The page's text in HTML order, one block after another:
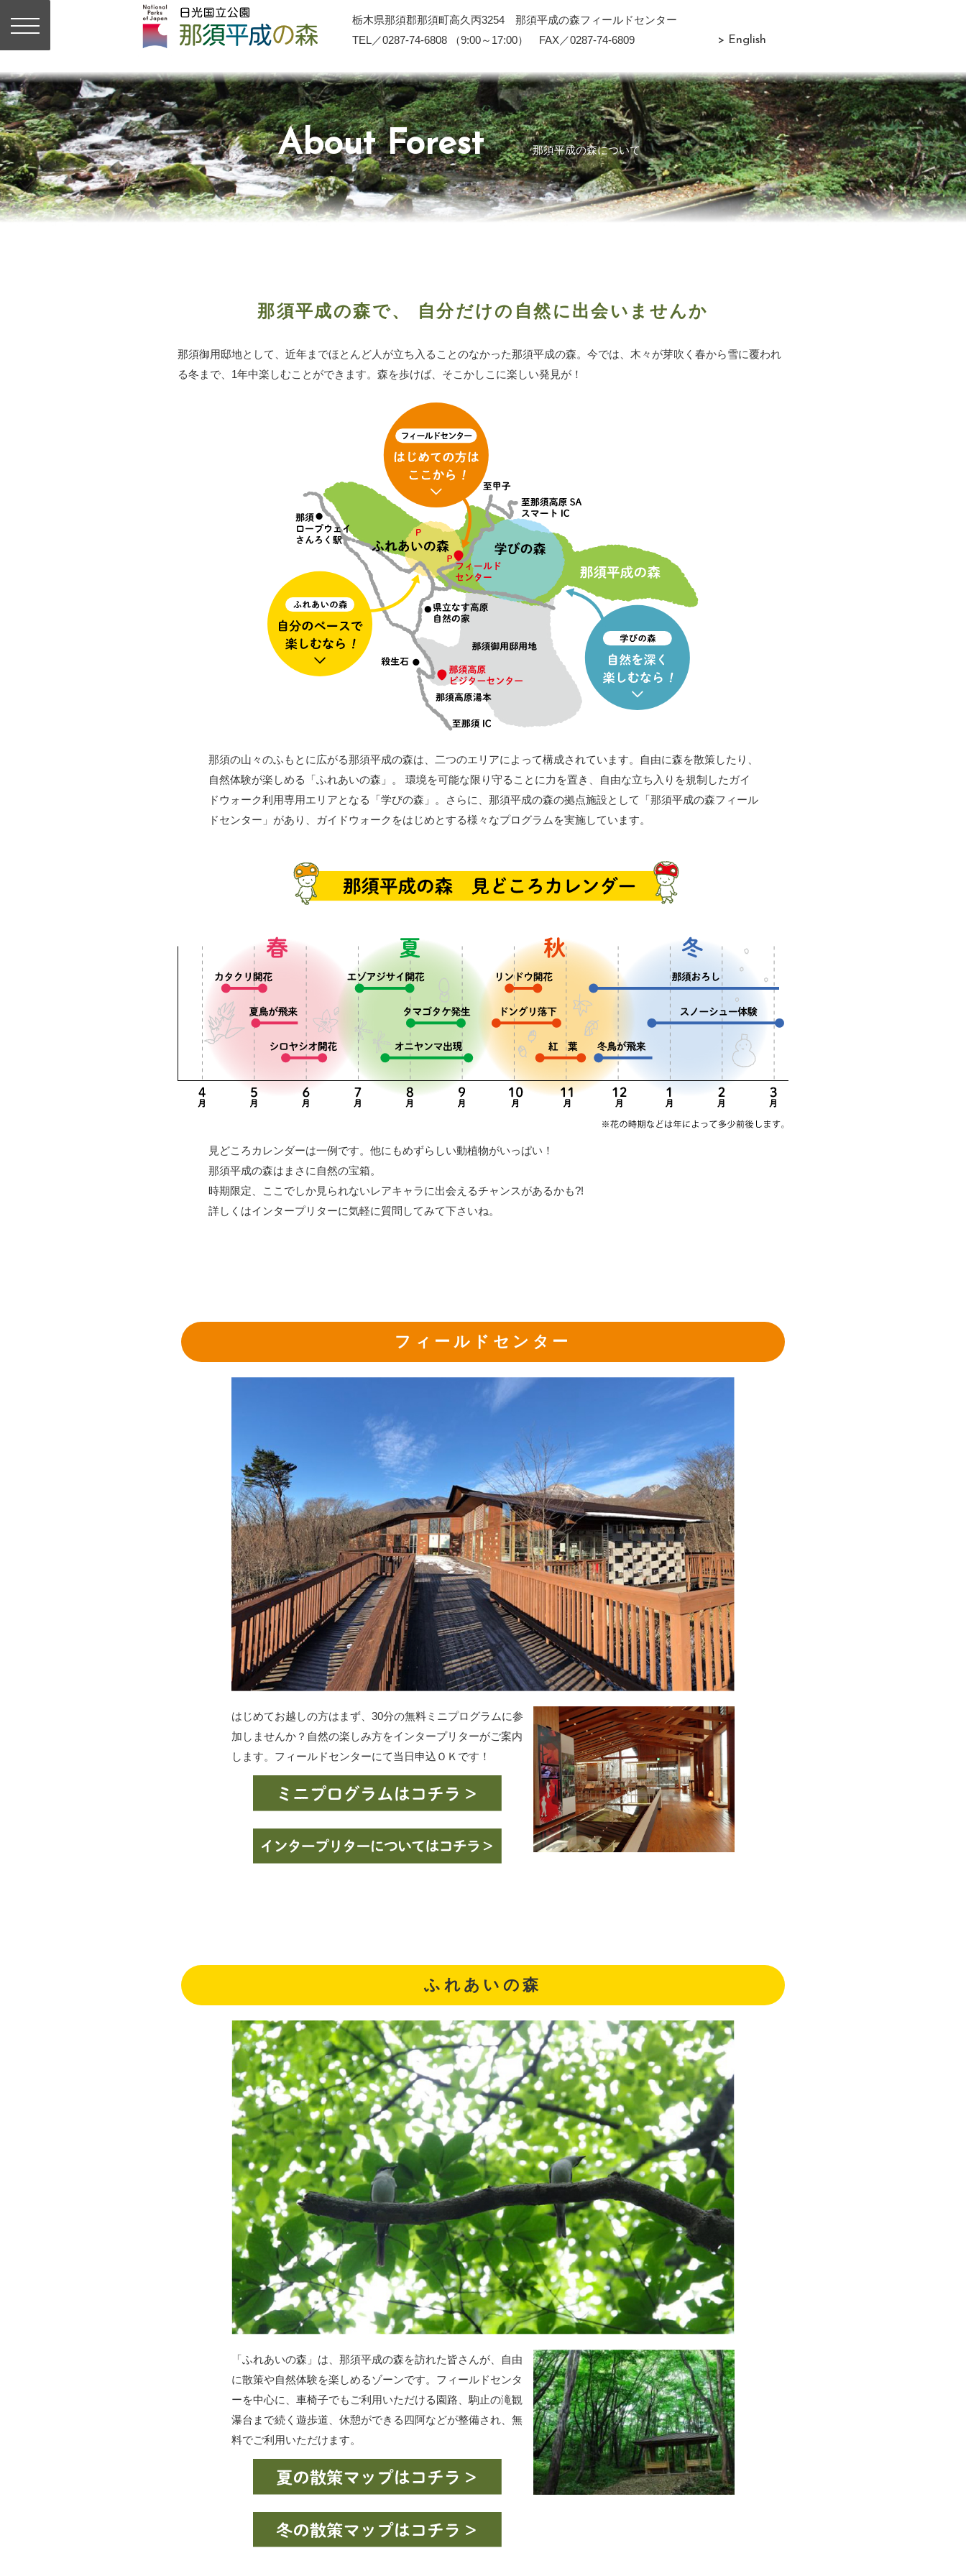
栃木県那須郡那須町高久丙3254 那須平成の森フィールドセンター
TEL／0287-74-6808 （9:00～17:00） FAX／0287-74-6809
> English
About Forest 那須平成の森について
那須平成の森で、 自分だけの自然に出会いませんか
那須御用邸地として、近年までほとんど人が立ち入ることのなかった那須平成の森。今では、木々が芽吹く春から雪に覆われ
る冬まで、1年中楽しむことができます。森を歩けば、そこかしこに楽しい発見が！
那須の山々のふもとに広がる那須平成の森は、二つのエリアによって構成されています。自由に森を散策したり、
自然体験が楽しめる「ふれあいの森」。 環境を可能な限り守ることに力を置き、自由な立ち入りを規制したガイ
ドウォーク利用専用エリアとなる「学びの森」。さらに、那須平成の森の拠点施設として「那須平成の森フィール
ドセンター」があり、ガイドウォークをはじめとする様々なプログラムを実施しています。
見どころカレンダーは一例です。他にもめずらしい動植物がいっぱい！
那須平成の森はまさに自然の宝箱。
時期限定、ここでしか見られないレアキャラに出会えるチャンスがあるかも?!
詳しくはインタープリターに気軽に質問してみて下さいね。
フィールドセンター
はじめてお越しの方はまず、30分の無料ミニプログラムに参
加しませんか？自然の楽しみ方をインタープリターがご案内
します。フィールドセンターにて当日申込ＯＫです！
ふれあいの森
「ふれあいの森」は、那須平成の森を訪れた皆さんが、自由
に散策や自然体験を楽しめるゾーンです。フィールドセンタ
ーを中心に、車椅子でもご利用いただける園路、駒止の滝観
瀑台まで続く遊歩道、休憩ができる四阿などが整備され、無
料でご利用いただけます。